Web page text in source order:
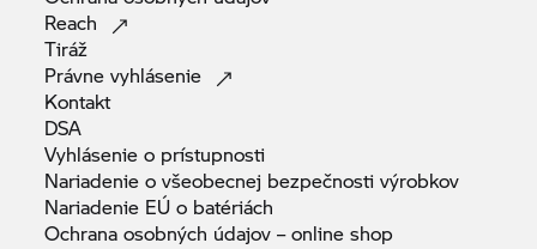
Reach
Tiráž
Právnevyhlásenie
Kontakt
DSA
Vyhlásenie o prístupnosti
Nariadenie o všeobecnej bezpečnostivýrobkov
Nariadenie EÚ o batériách
Ochrana osobných údajov – onlineshop